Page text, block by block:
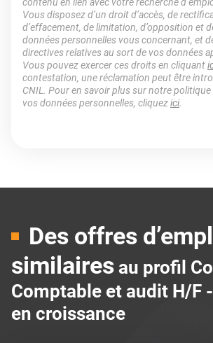
Vous disposez d’un droit d’accès, de
d’effacement, de limitation, d’opposition et
données personnelles vous concernant, et
directives relatives au sort de vos données
Vous pouvez exercer ces droits en cliquant
contestation, une réclamation peut être
CNIL. Pour en savoir plus sur notre
vos données personnelles, cliquezici.
Des offres
similaires au profil
Comptable et audit H/F
en croissance